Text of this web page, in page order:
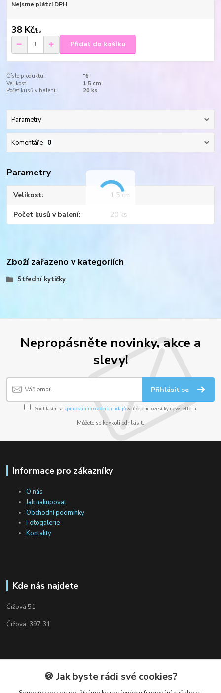
Nejsme plátci DPH
38 Kč/ks
Přidat do košíku
Číslo produktu:
"6
Velikost:
1,5 cm
Počet kusů v balení:
20 ks
Parametry
Komentáře 0
Parametry
Velikost 1,5 cm
Počet kusů v balení 20 ks
Zboží zařazeno v kategoriích
Střední kytičky
Nepropásněte novinky, akce a
slevy!
Přihlásit se
Souhlasím se zpracováním osobních údajůza účelem rozesílky newsletteru.
Můžete se kdykoli odhlásit.
Informace pro zákazníky
O nás
Jak nakupovat
Obchodní podmínky
Fotogalerie
Kontakty
Kde nás najdete
Čížová 51
Čížová, 397 31
Kontakty🍪 Jak byste rádi své cookies?